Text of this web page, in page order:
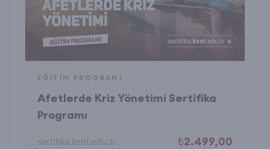
EĞITIM PROGRAMI
Afetlerde Kriz Yönetimi Sertifika
Programı
sertifika.kent.edu.tr ₺2.499,00